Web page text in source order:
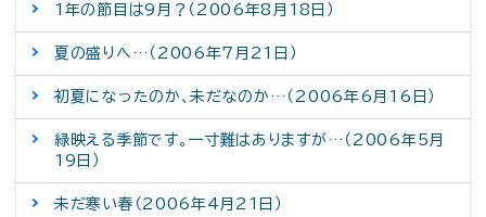
1年の節目は9月？（2006年8月18日）
夏の盛りへ…（2006年7月21日）
初夏になったのか、未だなのか…（2006年6月16日）
緑映える季節です。一寸難はありますが…（2006年5月
19日）
未だ寒い春（2006年4月21日）